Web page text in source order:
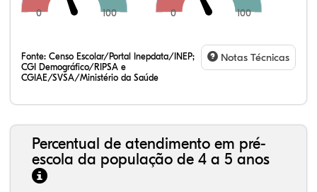
0 100 0 100
Fonte: Censo Escolar/Portal Inepdata/INEP;
CGI Demográfico/RIPSA e
CGIAE/SVSA/Ministério da Saúde
Notas Técnicas
Percentual de atendimento em pré-
escola da população de 4 a 5 anos